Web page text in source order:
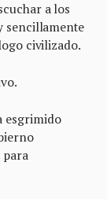
a los
sencillamente
civilizado.
esgrimido
para